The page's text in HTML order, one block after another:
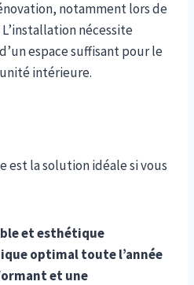
notamment lors de
nécessite
espace suffisant pour le
intérieure.
est la solution idéale si vous
et esthétique
optimal toute l’année
et une